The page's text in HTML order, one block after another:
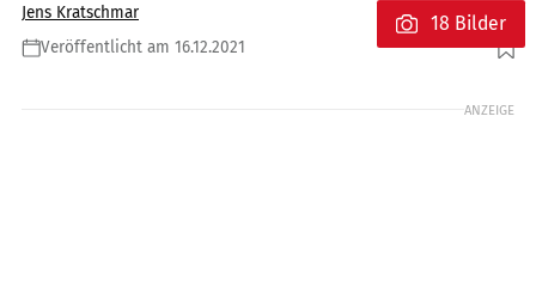
Jens Kratschmar
Veröffentlicht am 16.12.2021
Foto: Tyson Jopson
18 Bilder
ANZEIGE